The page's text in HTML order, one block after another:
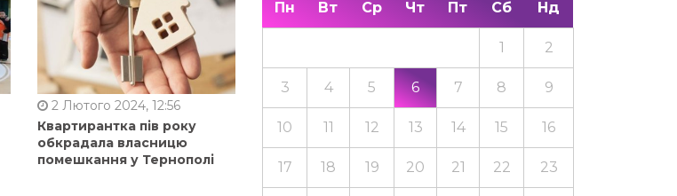
2 Лютого 2024, 12:56
Квартирантка пів року
обкрадала власницю
помешкання у Тернополі
Пн Вт Ср Чт Пт Сб Нд
1 2
3 4 5 6 7 8 9
10 11 12 13 14 15 16
17 18 19 20 21 22 23